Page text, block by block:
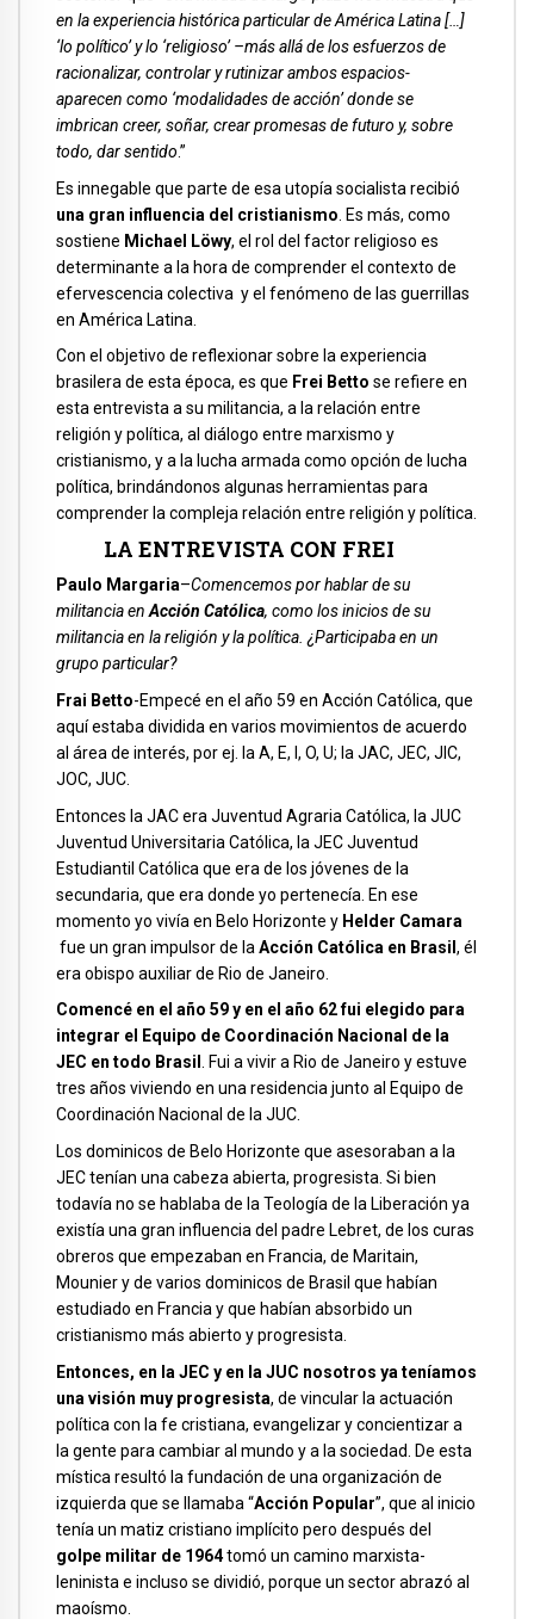
en la experiencia histórica particular de América Latina […]
‘lo político’ y lo ‘religioso’ –más allá de los esfuerzos de
racionalizar, controlar y rutinizar ambos espacios-
aparecen como ‘modalidades de acción’ donde se
imbrican creer, soñar, crear promesas de futuro y, sobre
todo, dar sentido.”
Es innegable que parte de esa utopía socialista recibió
una gran influencia del cristianismo . Es más, como
sostiene Michael Löwy, el rol del factor religioso es
determinante a la hora de comprender el contexto de
efervescencia colectiva y el fenómeno de las guerrillas
en América Latina.
Con el objetivo de reflexionar sobre la experiencia
brasilera de esta época, es que Frei Betto se refiere en
esta entrevista a su militancia, a la relación entre
religión y política, al diálogo entre marxismo y
cristianismo, y a la lucha armada como opción de lucha
política, brindándonos algunas herramientas para
comprender la compleja relación entre religión y política.
LA ENTREVISTA CON FREI
Paulo Margaria–Comencemos por hablar de su
militancia en Acción Católica, como los inicios de su
militancia en la religión y la política. ¿Participaba en un
grupo particular?
Frai Betto-Empecé en el año 59 en Acción Católica, que
aquí estaba dividida en varios movimientos de acuerdo
al área de interés, por ej. la A, E, I, O, U; la JAC, JEC, JIC,
JOC, JUC.
Entonces la JAC era Juventud Agraria Católica, la JUC
Juventud Universitaria Católica, la JEC Juventud
Estudiantil Católica que era de los jóvenes de la
secundaria, que era donde yo pertenecía. En ese
momento yo vivía en Belo Horizonte y Helder Camara
fue un gran impulsor de la Acción Católica en Brasil, él
era obispo auxiliar de Rio de Janeiro.
Comencé en el año 59 y en el año 62 fui elegido para
integrar el Equipo de Coordinación Nacional de la
JEC en todo Brasil . Fui a vivir a Rio de Janeiro y estuve
tres años viviendo en una residencia junto al Equipo de
Coordinación Nacional de la JUC.
Los dominicos de Belo Horizonte que asesoraban a la
JEC tenían una cabeza abierta, progresista. Si bien
todavía no se hablaba de la Teología de la Liberación ya
existía una gran influencia del padre Lebret, de los curas
obreros que empezaban en Francia, de Maritain,
Mounier y de varios dominicos de Brasil que habían
estudiado en Francia y que habían absorbido un
cristianismo más abierto y progresista.
Entonces, en la JEC y en la JUC nosotros ya teníamos
una visión muy progresista, de vincular la actuación
política con la fe cristiana, evangelizar y concientizar a
la gente para cambiar al mundo y a la sociedad. De esta
mística resultó la fundación de una organización de
izquierda que se llamaba “Acción Popular”, que al inicio
tenía un matiz cristiano implícito pero después del
golpe militar de 1964tomó un camino marxista-
leninista e incluso se dividió, porque un sector abrazó al
maoísmo.